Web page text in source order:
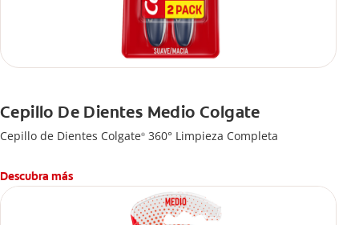
Cepillo De Dientes Medio Colgate
Cepillo de Dientes Colgate® 360° Limpieza Completa
Descubra más